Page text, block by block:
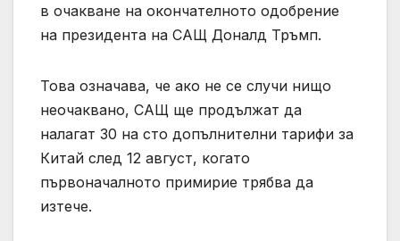
в очакване на окончателното одобрение
на президента на САЩ Доналд Тръмп.
Това означава, че ако не се случи нищо
неочаквано, САЩ ще продължат да
налагат 30 на сто допълнителни тарифи за
Китай след 12 август, когато
първоначалното примирие трябва да
изтече.